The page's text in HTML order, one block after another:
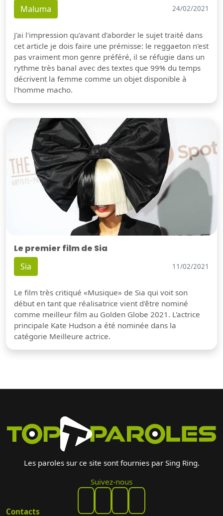
Maluma 24/02/2021
J'ai l'impression qu'avant d'aborder le sujet traité dans
cet article je dois faire une prémisse: le reggaeton n'est
pas vraiment mon genre préféré, il se réfugie dans un
rythme très banal avec des textes que 99% du temps
décrivent la femme comme un objet disponible à
l'homme macho.
Le premier film de Sia
Sia 11/02/2021
Le film très critiqué «Musique» de Sia qui voit son
début en tant que réalisatrice vient d'être nominé
comme meilleur film au Golden Globe 2021. L'actrice
principale Kate Hudson a été nominée dans la
catégorie Meilleure actrice.
Les paroles sur ce site sont fournies par Sing Ring.
Suivez-nous
Contacts